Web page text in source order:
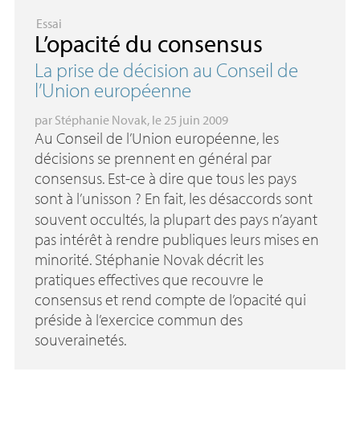
Essai
L’opacité du consensus
La prise de décision au Conseil de
l’Union européenne
par Stéphanie Novak, le 25 juin 2009
Au Conseil de l’Union européenne, les
décisions se prennent en général par
consensus. Est-ce à dire que tous les pays
sont à l’unisson ? En fait, les désaccords sont
souvent occultés, la plupart des pays n’ayant
pas intérêt à rendre publiques leurs mises en
minorité. Stéphanie Novak décrit les
pratiques effectives que recouvre le
consensus et rend compte de l’opacité qui
préside à l’exercice commun des
souverainetés.